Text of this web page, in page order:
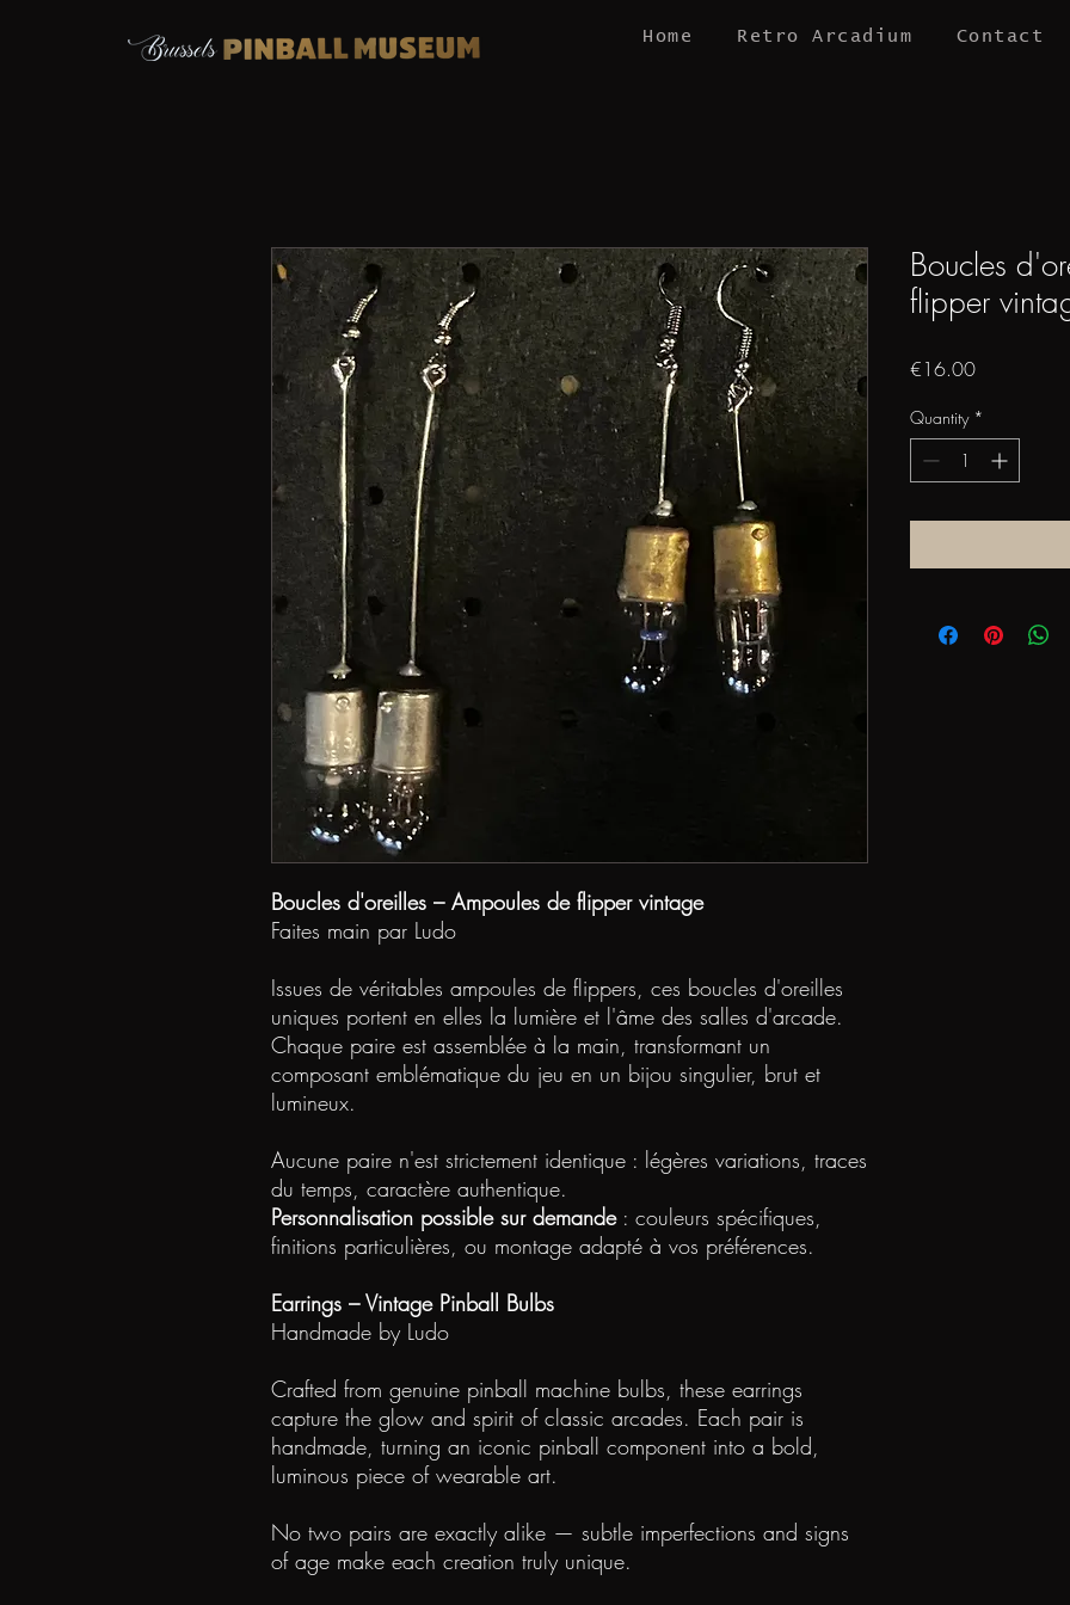
Home Retro Arcadium Contact
Boucles d'oreilles – Ampoules de flipper vintage
Faites main par Ludo
Issues de véritables ampoules de flippers, ces boucles d'oreilles
uniques portent en elles la lumière et l'âme des salles d'arcade.
Chaque paire est assemblée à la main, transformant un
composant emblématique du jeu en un bijou singulier, brut et
lumineux.
Aucune paire n'est strictement identique : légères variations, traces
du temps, caractère authentique.
Personnalisation possible sur demande: couleurs spécifiques,
finitions particulières, ou montage adapté à vos préférences.
Earrings – Vintage Pinball Bulbs
Handmade by Ludo
Crafted from genuine pinball machine bulbs, these earrings
capture the glow and spirit of classic arcades. Each pair is
handmade, turning an iconic pinball component into a bold,
luminous piece of wearable art.
No two pairs are exactly alike — subtle imperfections and signs
of age make each creation truly unique.
Boucles
flipper
€16.00Price
Quantity *